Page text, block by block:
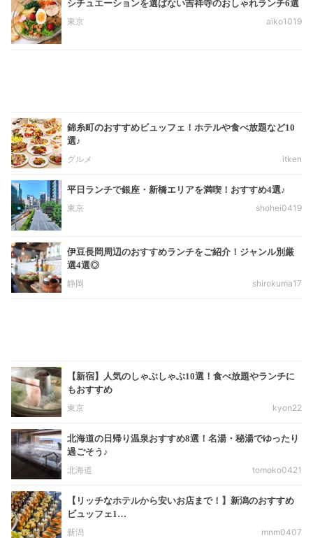
シチュエーションを選ばない吉祥寺のおしゃれランチ6選
東京
aiko1019
錦糸町のおすすめビュッフェ！ホテルや食べ放題など10
選♪
グルメ
itken
平日ランチで銀座・新橋エリアを満喫！おすすめ4選♪
東京
shohei0419
伊豆長岡周辺のおすすめランチをご紹介！ジャンル別厳
選4選◎
静岡
shirokuma17
【新宿】人気のしゃぶしゃぶ10選！食べ放題やランチに
もおすすめ
東京
kyon22
北海道の日帰り温泉おすすめ8選！名湯・秘湯でゆったり
過ごそう♪
北海道
tomoko0421
【リッチなホテルから安いお店まで！】新潟のおすすめ
ビュッフェ1…
新潟
mnm0407